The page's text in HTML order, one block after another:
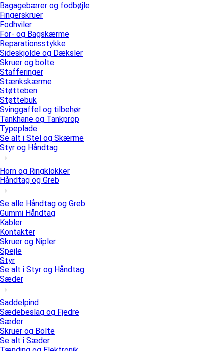
Bagagebærer og fodbøjle
Fingerskruer
Fodhviler
For- og Bagskærme
Reparationsstykke
Sideskjolde og Dæksler
Skruer og bolte
Stafferinger
Stænkskærme
Støtteben
Støttebuk
Svinggaffel og tilbehør
Tankhane og Tankprop
Typeplade
Se alt i Stel og Skærme
Styr og Håndtag
Horn og Ringklokker
Håndtag og Greb
Se alle Håndtag og Greb
Gummi Håndtag
Kabler
Kontakter
Skruer og Nipler
Spejle
Styr
Se alt i Styr og Håndtag
Sæder
Saddelpind
Sædebeslag og Fjedre
Sæder
Skruer og Bolte
Se alt i Sæder